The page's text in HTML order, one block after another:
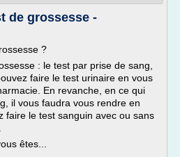
de grossesse -
?
: le test par prise de sang,
faire le test urinaire en vous
En revanche, en ce qui
il vous faudra vous rendre en
faire le test sanguin avec ou sans
êtes...